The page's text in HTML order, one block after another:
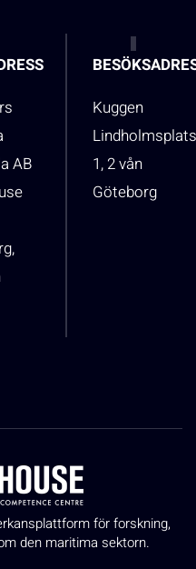
AB
Kuggen
1, 2 vån
Göteborg
för forskning,
den maritima sektorn.